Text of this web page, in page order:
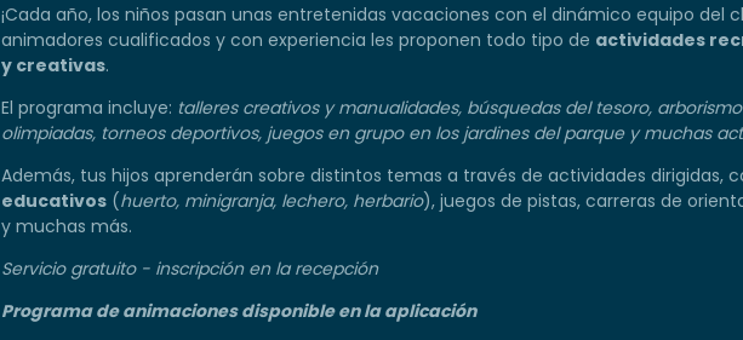
¡Cada año, los niños pasan unas entretenidas vacaciones con el dinámico equipo del
animadores cualificados y con experiencia les proponen todo tipo de actividades
y creativas.
El programa incluye: talleres creativos y manualidades, búsquedas del tesoro,
olimpiadas, torneos deportivos, juegos en grupo en los jardines del parque y muchas
Además, tus hijos aprenderán sobre distintos temas a través de actividades dirigidas,
educativos (huerto, minigranja, lechero, herbario), juegos de pistas, carreras de
y muchas más.
Servicio gratuito - inscripción en la recepción
Programa de animaciones disponible en la aplicación